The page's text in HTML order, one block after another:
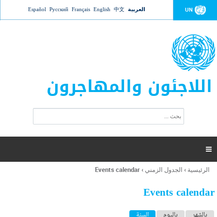
Jump to navigation UN العربية 中文
English
Français
Русский
Español
اللاجئون والمهاجرون
ت
ر
ل
ح
ب

أنت
هنا
الرئيسية › الجدول الزمني ›
Events calendar
Events calendar